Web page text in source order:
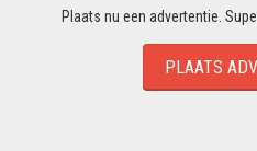
Plaats nu een advertentie.
PLAATS